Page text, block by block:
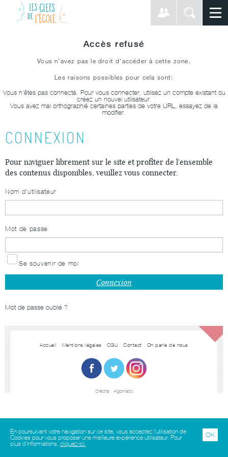
Accès refusé
Vous n'avez pas le droit d'accéder à cette zone.
Les raisons possibles pour cela sont:
Vous n'êtes pas connecté. Pour vous connecter, utilisez un compte existant ou
créez un nouvel utilisateur.
Vous avez mal orthographié certaines parties de votre URL, essayez de la
modifier.
CONNEXION
Pour naviguer librement sur le site et profiter de l'ensemble
des contenus disponibles, veuillez vous connecter.
Nom d'utilisateur
Mot de passe
Se souvenir de moi
Mot de passe oublié ?
Accueil Mentions légales CGU Contact On parle de nous
Crédits : Algomatic
En poursuivant votre navigation sur ce site, vous acceptez l’utilisation de
Cookies pour vous proposer une meilleure expérience utilisateur. Pour
plus d'informations, cliquez-ici.
OK